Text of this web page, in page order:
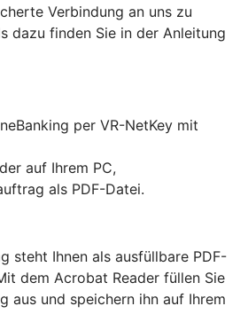
Verbindung an uns zu
dazu finden Sie in der Anleitung
per VR-NetKey mit
auf Ihrem PC,
als PDF-Datei.
steht Ihnen als ausfüllbare PDF-
dem Acrobat Reader füllen Sie
aus und speichern ihn auf Ihrem